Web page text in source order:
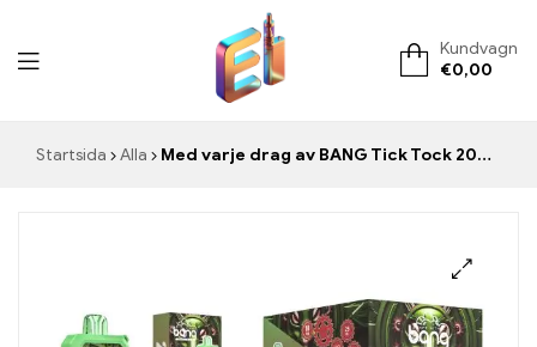
ElementVape.de
Kundvagn
€0,00
Startsida Alla Med varje drag av BANG Tick Tock 20000 Puffs Strawberry Watermelon njuter du av den perfekta balansen mellan söt jordgubbe och sval vattenmelon
🔍